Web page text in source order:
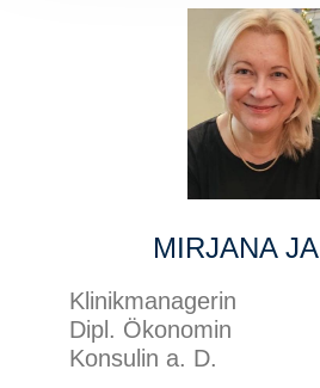
MIRJANA
Klinikmanagerin
Dipl. Ökonomin
Konsulin a. D.